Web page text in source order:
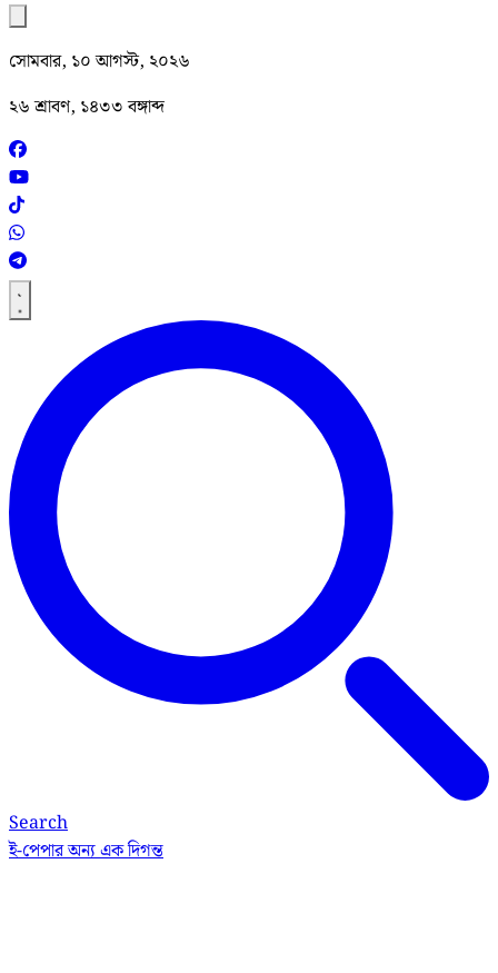
সোমবার, ১০ আগস্ট, ২০২৬
২৬ শ্রাবণ, ১৪৩৩ বঙ্গাব্দ
Search
ই-পেপারঅন্য এক দিগন্ত